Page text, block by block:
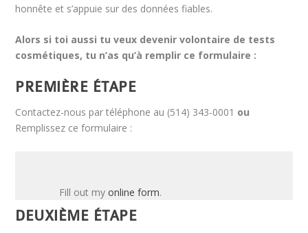
honnête et s’appuie sur des données fiables.
Alors si toi aussi tu veux devenir volontaire de tests
cosmétiques, tu n’as qu’à remplir ce formulaire :
PREMIÈRE ÉTAPE
Contactez-nous par téléphone au (514) 343-0001 ou
Remplissez ce formulaire :
Fill out myonline form.
DEUXIÈME ÉTAPE